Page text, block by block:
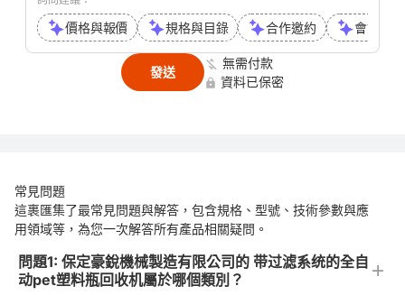
價格與報價 規格與目錄 合作邀約 會議或
發送
無需付款
資料已保密
常見問題
這裹匯集了最常見問題與解答，包含規格、型號、技術參數與應
用領域等，為您一次解答所有產品相關疑問。
問題1: 保定豪銳機械製造有限公司的 带过滤系统的全自
动pet塑料瓶回收机屬於哪個類別？